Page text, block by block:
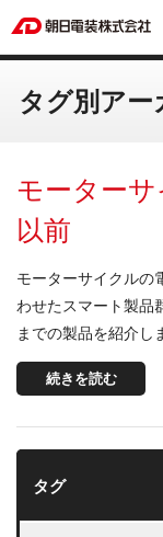
タグ別ア
モーター
以前
モーターサイクルの
わせたスマート製品
までの製品を紹介し
続きを読む
タグ